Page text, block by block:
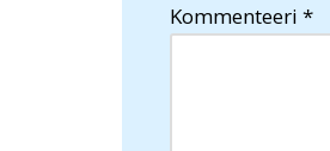
Kommenteeri *